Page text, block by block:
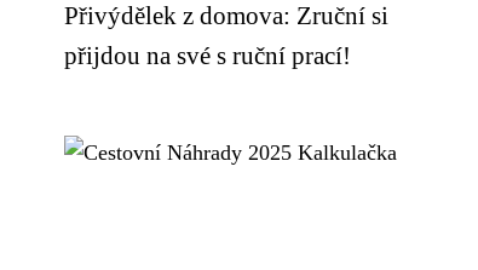
Přivýdělek z domova: Zruční si
přijdou na své s ruční prací!